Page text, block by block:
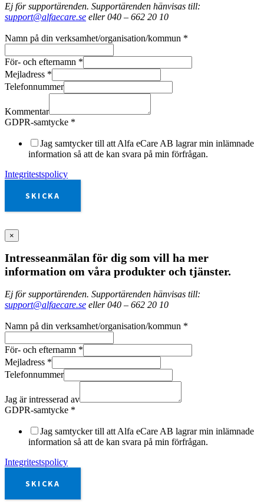
Ej för supportärenden. Supportärenden hänvisas till:
support@alfaecare.se eller 040 – 662 20 10
Namn på din verksamhet/organisation/kommun *
För- och efternamn *
Mejladress *
Telefonnummer
Kommentar
GDPR-samtycke *
Jag samtycker till att Alfa eCare AB lagrar min inlämnade
information så att de kan svara på min förfrågan.
Integritestspolicy
SKICKA
×
Intresseanmälan för dig som vill ha mer
information om våra produkter och tjänster.
Ej för supportärenden. Supportärenden hänvisas till:
support@alfaecare.se eller 040 – 662 20 10
Namn på din verksamhet/organisation/kommun *
För- och efternamn *
Mejladress *
Telefonnummer
Jag är intresserad av
GDPR-samtycke *
Jag samtycker till att Alfa eCare AB lagrar min inlämnade
information så att de kan svara på min förfrågan.
Integritestspolicy
SKICKA